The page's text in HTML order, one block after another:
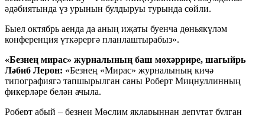
әдәбиятында үз урынын булдыруы турында сөйли.
Быел октябрь аенда да аның иҗаты буенча дөньякүләм
конференция үткәрергә планлаштырабыз».
«Безнең мирас» журналының баш мөхәррире, шагыйрь
Ләбиб Лерон: «Безнең «Мирас» журналының кичә
типографиягә тапшырылган саны Роберт Миңнуллинның
фикерләре белән ачыла.
Роберт абый – безнең Мөслим якларыннан депутат булган